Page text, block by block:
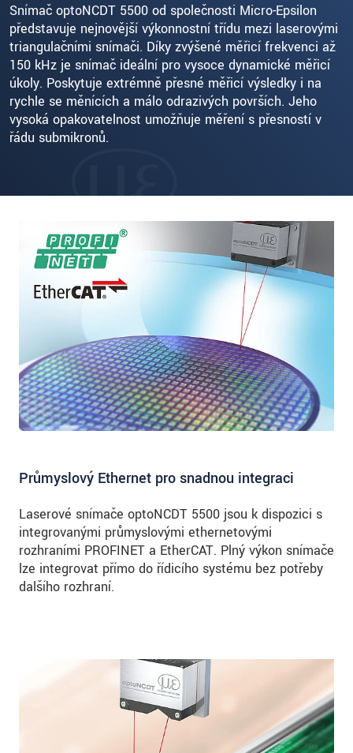
Snímač optoNCDT 5500 od společnosti Micro-Epsilon
představuje nejnovější výkonnostní třídu mezi laserovými
triangulačními snímači. Díky zvýšené měřicí frekvenci až
150 kHz je snímač ideální pro vysoce dynamické měřicí
úkoly. Poskytuje extrémně přesné měřicí výsledky i na
rychle se měnících a málo odrazivých površích. Jeho
vysoká opakovatelnost umožňuje měření s přesností v
řádu submikronů.
Průmyslový Ethernet pro snadnou integraci
Laserové snímače optoNCDT 5500 jsou k dispozici s
integrovanými průmyslovými ethernetovými
rozhraními PROFINET a EtherCAT. Plný výkon snímače
lze integrovat přímo do řídicího systému bez potřeby
dalšího rozhraní.